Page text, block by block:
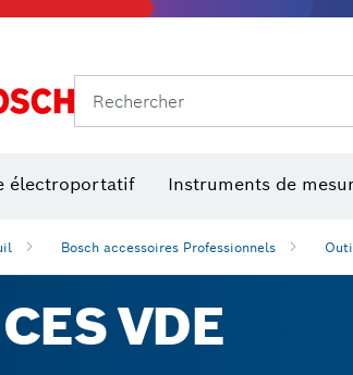
Rechercher
électroportatif Instruments de
Bosch accessoires Professionnels
VDE